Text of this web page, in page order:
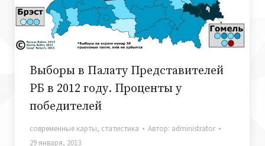
Выборы в Палату Представителей
РБ в 2012 году. Проценты у
победителей
современные карты, статистика Автор: administrator
29 января, 2013